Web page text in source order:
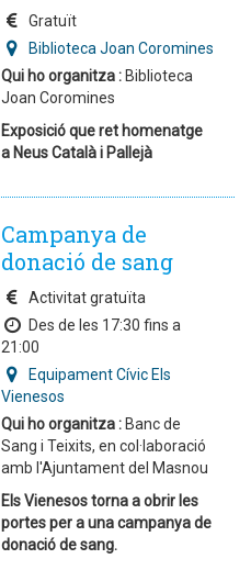
Gratuït
Biblioteca Joan Coromines
Qui ho organitza : Biblioteca
Joan Coromines
Exposició que ret homenatge
a Neus Català i Pallejà
Campanya de
donació de sang
Activitat gratuïta
Des de les 17:30 fins a
21:00
Equipament Cívic Els
Vienesos
Qui ho organitza : Banc de
Sang i Teixits, en col·laboració
amb l'Ajuntament del Masnou
Els Vienesostorna a obrir les
portes per a una campanya de
donació de sang.